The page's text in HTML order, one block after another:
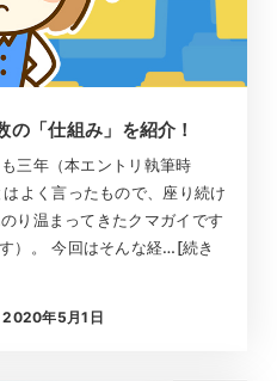
「仕組み」を紹介！
三年（本エントリ執筆時
よく言ったもので、座り続け
り温まってきたクマガイです
）。 今回はそんな経…[続き
投稿日
2020年5月1日